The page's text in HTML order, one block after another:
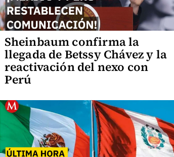
Sheinbaum confirma la
llegada de Betssy Chávez y la
reactivación del nexo con
Perú